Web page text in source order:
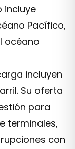
incluye
Pacífico,
océano
incluyen
Su oferta
para
terminales,
con